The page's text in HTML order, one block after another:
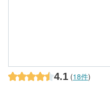
4.1 (18件)